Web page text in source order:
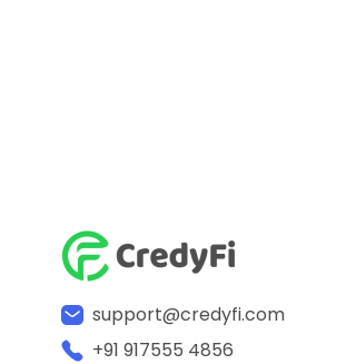
support@credyfi.com
+91 917555 4856